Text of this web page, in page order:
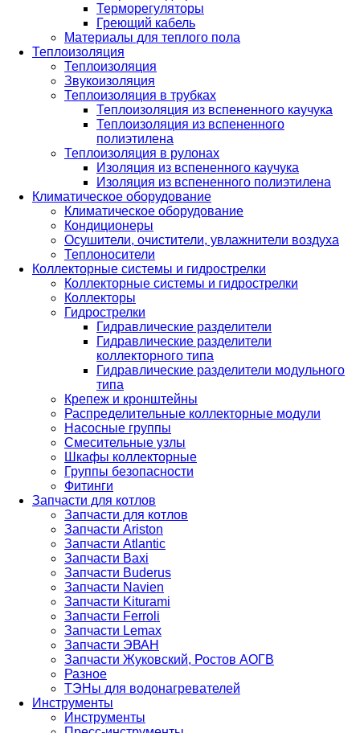
Терморегуляторы
Греющий кабель
Материалы для теплого пола
Теплоизоляция
Теплоизоляция
Звукоизоляция
Теплоизоляция в трубках
Теплоизоляция из вспененного каучука
Теплоизоляция из вспененного
полиэтилена
Теплоизоляция в рулонах
Изоляция из вспененного каучука
Изоляция из вспененного полиэтилена
Климатическое оборудование
Климатическое оборудование
Кондиционеры
Осушители, очистители, увлажнители воздуха
Теплоносители
Коллекторные системы и гидрострелки
Коллекторные системы и гидрострелки
Коллекторы
Гидрострелки
Гидравлические разделители
Гидравлические разделители
коллекторного типа
Гидравлические разделители модульного
типа
Крепеж и кронштейны
Распределительные коллекторные модули
Насосные группы
Смесительные узлы
Шкафы коллекторные
Группы безопасности
Фитинги
Запчасти для котлов
Запчасти для котлов
Запчасти Ariston
Запчасти Atlantic
Запчасти Baxi
Запчасти Buderus
Запчасти Navien
Запчасти Kiturami
Запчасти Ferroli
Запчасти Lemax
Запчасти ЭВАН
Запчасти Жуковский, Ростов АОГВ
Разное
ТЭНы для водонагревателей
Инструменты
Инструменты